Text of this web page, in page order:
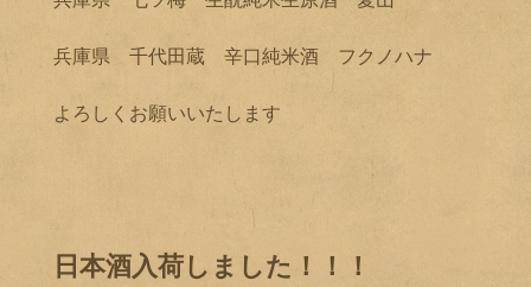
兵庫県 千代田蔵 辛口純米酒 フクノハナ
よろしくお願いいたします
日本酒入荷しました！！！